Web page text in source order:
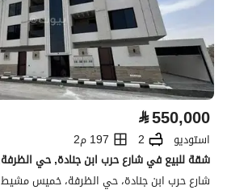
⃁550,000
استوديو 2
197 م2
شقة للبيع في شارع حرب ابن جنادة, حي
شارع حرب ابن جنادة، حي الظرفة، خميس مشيط